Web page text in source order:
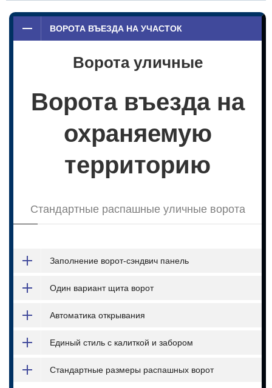
ВОРОТА ВЪЕЗДА НА УЧАСТОК
Ворота уличные
Ворота въезда на
охраняемую
территорию
Стандартные распашные уличные ворота
Заполнение ворот-сэндвич панель
Один вариант щита ворот
Автоматика открывания
Единый стиль с калиткой и забором
Стандартные размеры распашных ворот